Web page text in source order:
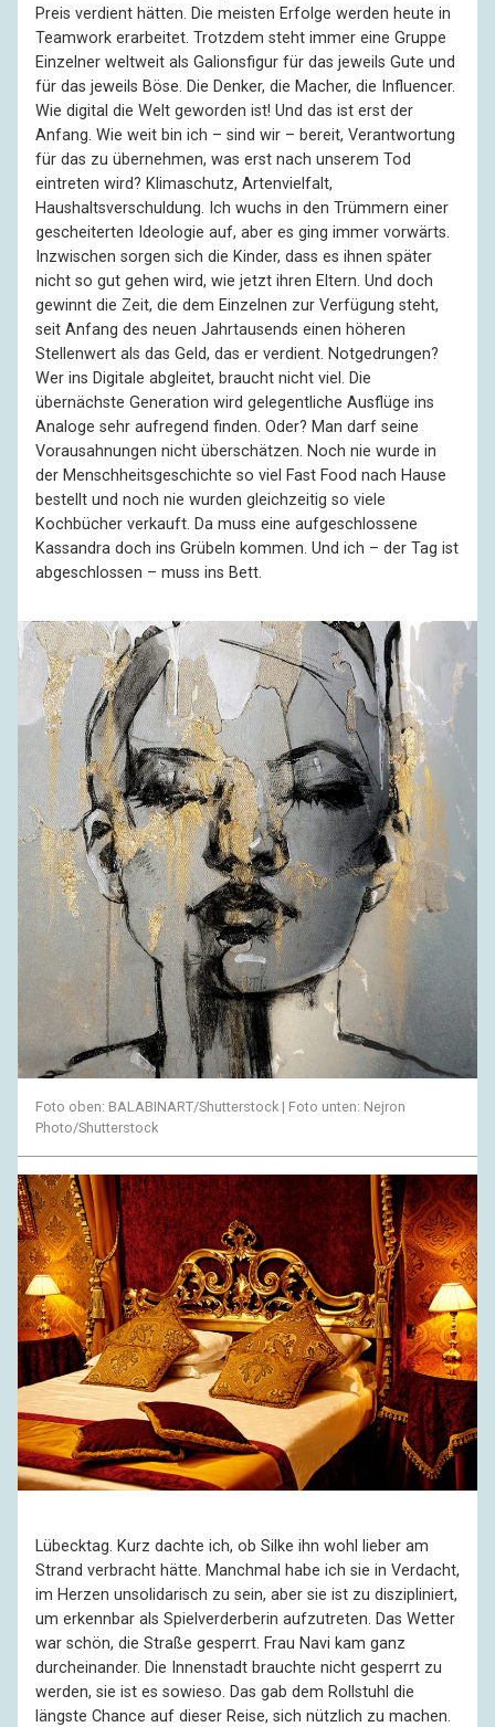
Preis verdient hätten. Die meisten Erfolge werden heute in
Teamwork erarbeitet. Trotzdem steht immer eine Gruppe
Einzelner weltweit als Galionsfigur für das jeweils Gute und
für das jeweils Böse. Die Denker, die Macher, die Influencer.
Wie digital die Welt geworden ist! Und das ist erst der
Anfang. Wie weit bin ich – sind wir – bereit, Verantwortung
für das zu übernehmen, was erst nach unserem Tod
eintreten wird? Klimaschutz, Artenvielfalt,
Haushaltsverschuldung. Ich wuchs in den Trümmern einer
gescheiterten Ideologie auf, aber es ging immer vorwärts.
Inzwischen sorgen sich die Kinder, dass es ihnen später
nicht so gut gehen wird, wie jetzt ihren Eltern. Und doch
gewinnt die Zeit, die dem Einzelnen zur Verfügung steht,
seit Anfang des neuen Jahrtausends einen höheren
Stellenwert als das Geld, das er verdient. Notgedrungen?
Wer ins Digitale abgleitet, braucht nicht viel. Die
übernächste Generation wird gelegentliche Ausflüge ins
Analoge sehr aufregend finden. Oder? Man darf seine
Vorausahnungen nicht überschätzen. Noch nie wurde in
der Menschheitsgeschichte so viel Fast Food nach Hause
bestellt und noch nie wurden gleichzeitig so viele
Kochbücher verkauft. Da muss eine aufgeschlossene
Kassandra doch ins Grübeln kommen. Und ich – der Tag ist
abgeschlossen – muss ins Bett.
Foto oben: BALABINART/Shutterstock | Foto unten: Nejron
Photo/Shutterstock
Lübecktag. Kurz dachte ich, ob Silke ihn wohl lieber am
Strand verbracht hätte. Manchmal habe ich sie in Verdacht,
im Herzen unsolidarisch zu sein, aber sie ist zu diszipliniert,
um erkennbar als Spielverderberin aufzutreten. Das Wetter
war schön, die Straße gesperrt. Frau Navi kam ganz
durcheinander. Die Innenstadt brauchte nicht gesperrt zu
werden, sie ist es sowieso. Das gab dem Rollstuhl die
längste Chance auf dieser Reise, sich nützlich zu machen.